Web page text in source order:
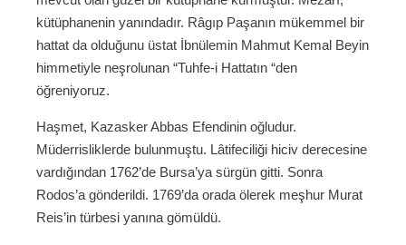
kütüphanenin yanındadır. Râgıp Paşanın mükemmel bir
hattat da olduğunu üstat İbnülemin Mahmut Kemal Beyin
himmetiyle neşrolunan “Tuhfe-i Hattatın “den
öğreniyoruz.
Haşmet, Kazasker Abbas Efendinin oğludur.
Müderrisliklerde bulunmuştu. Lâtifeciliği hiciv derecesine
vardığından 1762’de Bursa’ya sürgün gitti. Sonra
Rodos’a gönderildi. 1769’da orada ölerek meşhur Murat
Reis’in türbesi yanına gömüldü.